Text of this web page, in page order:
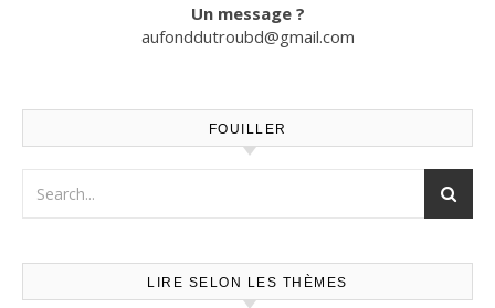
Un message ?
aufonddutroubd@gmail.com
FOUILLER
LIRE SELON LES THÈMES